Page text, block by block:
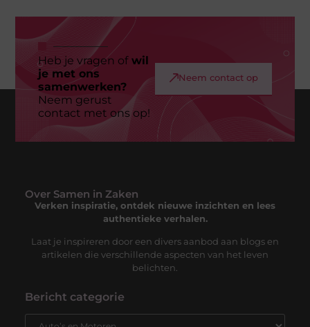
Heb je vragen ofwil
je met ons
samenwerken?
Neem gerust
contact met ons op!
Neem contact op
Over Samen in Zaken
Verken inspiratie, ontdek nieuwe inzichten en lees
authentieke verhalen.
Laat je inspireren door een divers aanbod aan blogs en
artikelen die verschillende aspecten van het leven
belichten.
Bericht categorie